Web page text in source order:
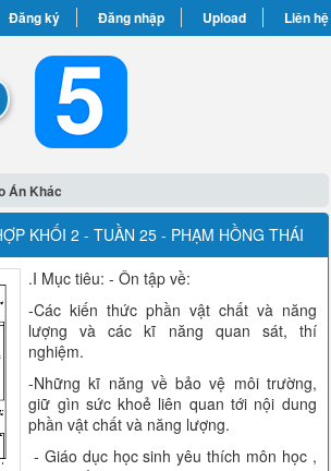
Đăng ký Đăng nhập Upload Liên hệ
Án Khác
KHỐI 2 - TUẦN 25 - PHẠM HỒNG THÁI
.I Mục tiêu: - Ôn tập về:
-Các kiến thức phần vật chất và năng
lượng và các kĩ năng quan sát, thí
nghiệm.
-Những kĩ năng về bảo vệ môi trường,
giữ gìn sức khoẻ liên quan tới nội dung
phần vật chất và năng lượng.
- Giáo dục học sinh yêu thích môn học ,